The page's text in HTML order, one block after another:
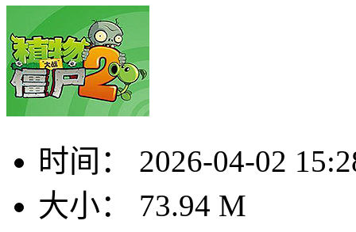
时间：
2026-04-02
大小：
73.94 M